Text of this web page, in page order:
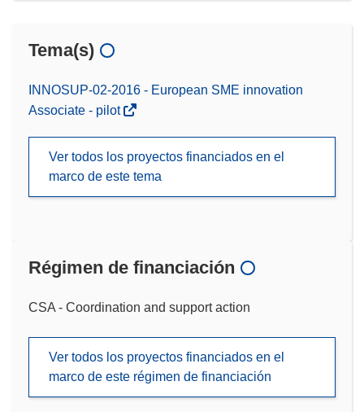
Tema(s)
INNOSUP-02-2016 - European SME innovation
Associate - pilot
Ver todos los proyectos financiados en el
marco de este tema
Régimen de financiación
CSA - Coordination and support action
Ver todos los proyectos financiados en el
marco de este régimen de financiación